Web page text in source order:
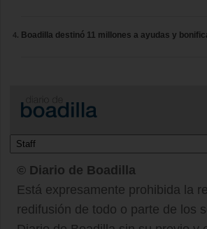
Boadilla destinó 11 millones a ayudas y
© Diario de Boadilla
Está expresamente prohibida la
redifusión de todo o parte de los